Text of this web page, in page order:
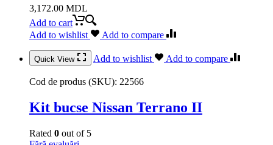
3,172.00 MDL
Add to cart
Add to wishlist
Add to compare
Quick View Add to wishlist Add to compare
Cod de produs (SKU): 22566
Kit bucse Nissan Terrano II
Rated 0 out of 5